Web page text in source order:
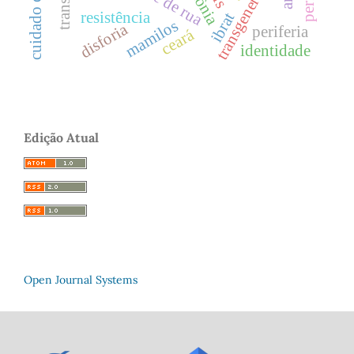
periferia
resistênciamamilos identidade
disforia ibrat
ceará
Edição Atual
Open Journal Systems